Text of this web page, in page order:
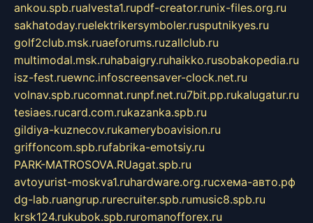
ankou.spb.rualvesta1.rupdf-creator.runix-files.org.ru
sakhatoday.ruelektrikersymboler.rusputnikyes.ru
golf2club.msk.ruaeforums.ruzallclub.ru
multimodal.msk.ruhabaigry.ruhaikko.rusobakopedia.ru
isz-fest.ruewnc.infoscreensaver-clock.net.ru
volnav.spb.rucomnat.runpf.net.ru7bit.pp.rukalugatur.ru
tesiaes.rucard.com.rukazanka.spb.ru
gildiya-kuznecov.rukameryboavision.ru
griffoncom.spb.rufabrika-emotsiy.ru
PARK-MATROSOVA.RUagat.spb.ru
avtoyurist-moskva1.ruhardware.org.ruсхема-авто.рф
dg-lab.ruangrup.rurecruiter.spb.rumusic8.spb.ru
krsk124.rukubok.spb.ruromanofforex.ru